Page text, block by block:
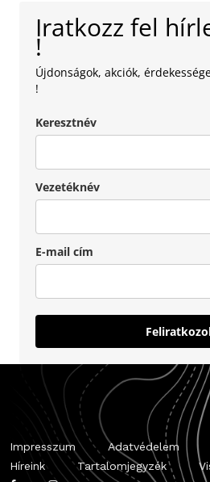
Iratkozz fel
!
Újdonságok, akciók,
!
Keresztnév
Vezetéknév
E-mail cím
Impresszum Adatvédelem
Híreink
Tartalomjegyzék